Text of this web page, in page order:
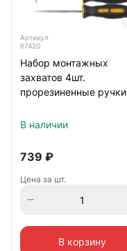
Артикул
67420
Набор монтажных
захватов 4шт.
прорезиненные ручки
В наличии
739 ₽
Цена за шт.
В корзину